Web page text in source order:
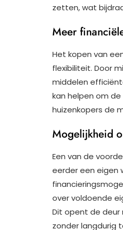
zetten, wat
Meer
Het kopen van
flexibiliteit. Door
middelen
kan helpen om
huizenkopers de
Mogelijkheid
Een van de
eerder een eigen
over voldoende
Dit opent de deur
zonder langdurig